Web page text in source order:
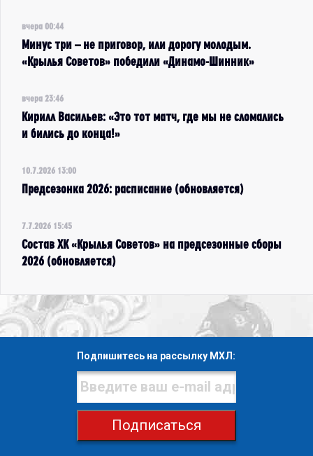
вчера 00:44
Минус три – не приговор, или дорогу молодым.
«Крылья Советов» победили «Динамо-Шинник»
вчера 23:46
Кирилл Васильев: «Это тот матч, где мы не сломались
и бились до конца!»
10.7.2026 13:00
Предсезонка 2026: расписание (обновляется)
7.7.2026 15:45
Состав ХК «Крылья Советов» на предсезонные сборы
2026 (обновляется)
Подпишитесь на рассылку МХЛ:
Подписаться